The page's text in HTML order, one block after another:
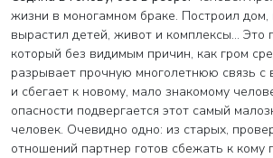
жизни в моногамном браке. Построил дом,
вырастил детей, живот и комплексы… Это
который без видимым причин, как гром
разрывает прочную многолетнюю связь с
и сбегает к новому, мало знакомому
опасности подвергается этот самый
человек. Очевидно одно: из старых,
отношений партнер готов сбежать к кому